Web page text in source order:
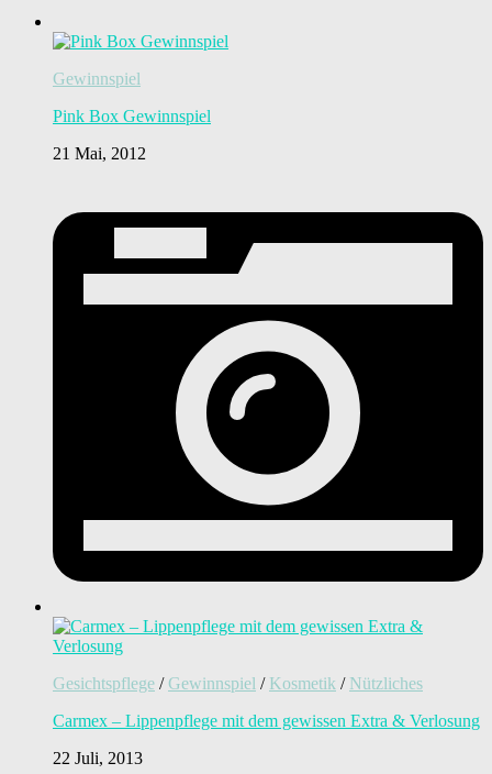
Gewinnspiel
Pink Box Gewinnspiel
21 Mai, 2012
Gesichtspflege /Gewinnspiel / Kosmetik / Nützliches
Carmex – Lippenpflege mit dem gewissen Extra & Verlosung
22 Juli, 2013